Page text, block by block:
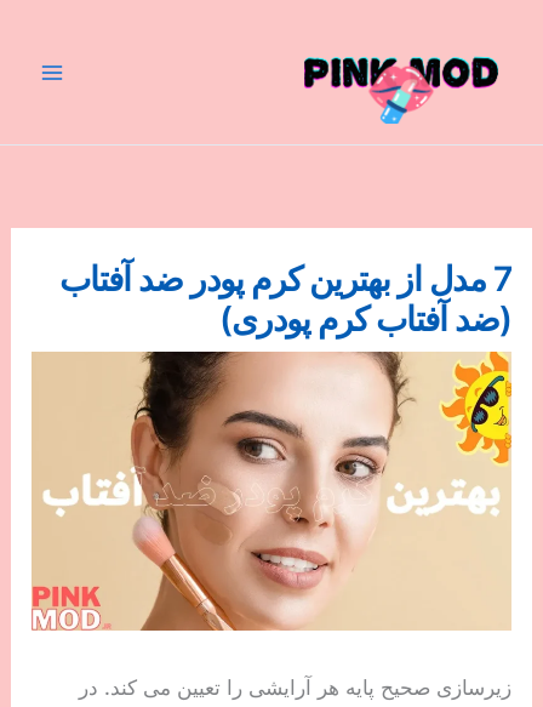
محتوا
7 مدل از بهترین کرم پودر ضد آفتاب
(ضد آفتاب کرم پودری)
زیرسازی صحیح پایه هر آرایشی را تعیین می کند. در